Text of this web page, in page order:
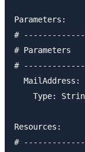
Parameters:
#
# Parameters
#
  MailAddress:
Type:
Resources:
#